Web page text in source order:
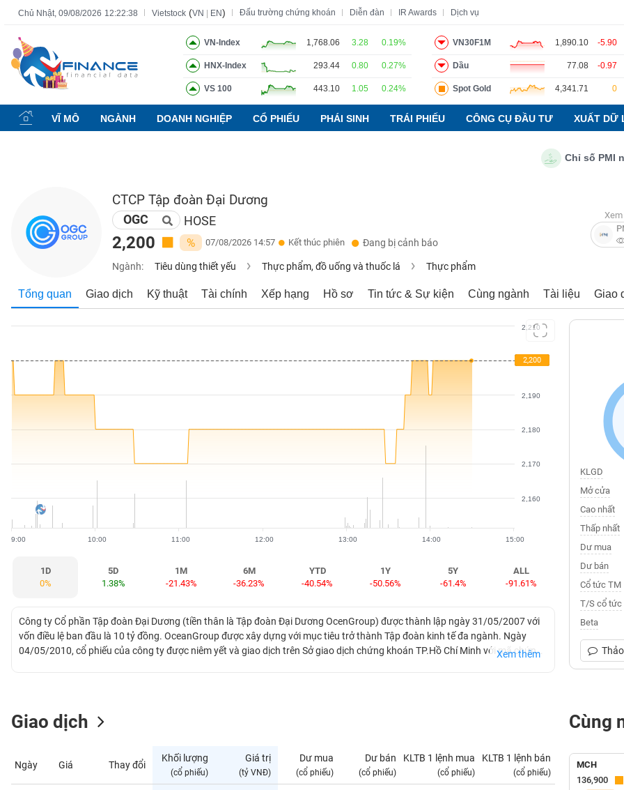
Chủ Nhật, 09/08/2026 12:22:39 Vietstock (VN EN) Đấu trường chứng khoán Diễn đàn IR Awards Dịch vụ
VN-Index 1,768.06 3.28 0.19%
HNX-Index 293.44 0.80 0.27%
VS 100 443.10 1.05 0.24%
VN30F1M 1,890.10 -5.90
Dầu 77.08 -0.97
Spot Gold 4,341.71 0
VĨ MÔ NGÀNH DOANH NGHIỆP CỔ PHIẾU PHÁI SINH TRÁI PHIẾU CÔNG CỤ ĐẦU TƯ XUẤT DỮ
Chỉ số PMI
CTCP Tập đoàn Đại Dương
OGC HOSE
2,200 % 07/08/2026 14:57 Kết thúc phiên Đang bị cảnh báo
Ngành: Tiêu dùng thiết yếu Thực phẩm, đồ uống và thuốc lá Thực phẩm
Tổng quan Giao dịch Kỹ thuật Tài chính Xếp hạng Hồ sơ Tin tức & Sự kiện Cùng ngành Tài liệu Giao
2,200
2,160
2,170
2,180
2,190
2,210
9:00 10:00 11:00 12:00 13:00 14:00 15:00
2,200
2,200
1D
0%
5D
1.38%
1M
-21.43%
6M
-36.23%
YTD
-40.54%
1Y
-50.56%
5Y
-61.4%
ALL
-91.61%
Công ty Cổ phần Tập đoàn Đại Dương (tiền thân là Tập đoàn Đại Dương OcenGroup) được thành lập ngày 31/05/2007 với
vốn điều lệ ban đầu là 10 tỷ đồng. OceanGroup được xây dựng với mục tiêu trở thành Tập đoàn kinh tế đa ngành. Ngày
04/05/2010, cổ phiếu của công ty được niêm yết và giao dịch trên Sở giao dịch chứng khoán TP.Hồ Chí Minh với mã chứng
Xem thêm
KLGD
Mở cửa
Cao nhất
Thấp nhất
Dư mua
Dư bán
Cổ tức TM
T/S cổ tức
Beta
Giao dịch
Ngày Giá Thay đổi
Khối lượng
(cổ phiếu)
Giá trị
(tỷ VNĐ)
Dư mua
(cổ phiếu)
Dư bán
(cổ phiếu)
KLTB 1 lệnh mua
(cổ phiếu)
KLTB 1 lệnh bán
(cổ phiếu)
Cùng
MCH
136,900
Tất cả Tính năng Ngành Mã chứng khoán Lãnh đạo Báo cáo phân tích Thuật ngữ
Tính
năng
(-)
CHỨNG
KHOÁN
NGHIỆP
ĐỘNG
HÓA
GIỚI
CÁ
NHÂN